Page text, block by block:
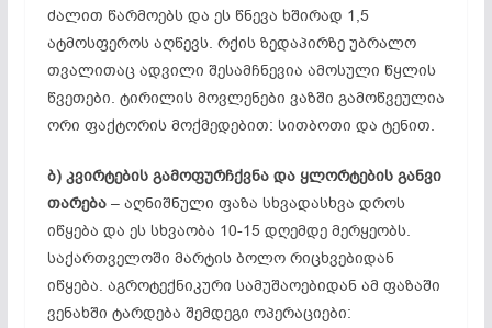
ძალით წარმოებს და ეს წნევა ხშირად 1,5
ატმოსფეროს აღწევს. რქის ზედაპირზე უბრალო
თვალითაც ადვილი შესამჩნევია ამოსული წყლის
წვეთები. ტირილის მოვლენები ვაზში გამოწვეულია
ორი ფაქტორის მოქმედებით: სითბოთი და ტენით.
ბ) კვირტების გამოფურჩქვნა და ყლორტების განვი
თარება– აღნიშნული ფაზა სხვადასხვა დროს
იწყება და ეს სხვაობა 10-15 დღემდე მერყეობს.
საქართველოში მარტის ბოლო რიცხვებიდან
იწყება. აგროტექნიკური სამუშაოებიდან ამ ფაზაში
ვენახში ტარდება შემდეგი ოპერაციები: